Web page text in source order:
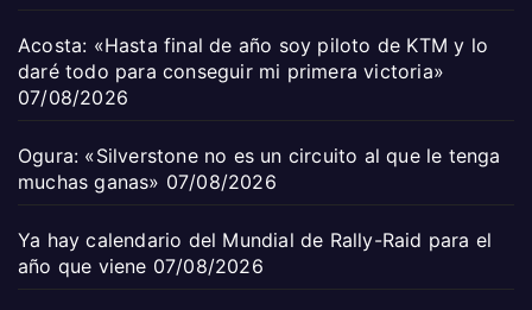
Acosta: «Hasta final de año soy piloto de KTM y lo
daré todo para conseguir mi primera victoria»
07/08/2026
Ogura: «Silverstone no es un circuito al que le tenga
muchas ganas» 07/08/2026
Ya hay calendario del Mundial de Rally-Raid para el
año que viene 07/08/2026